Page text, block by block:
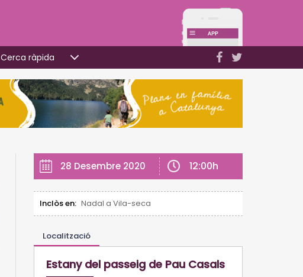
Cerca ràpida
28 Desembre 2020 12:00h
Inclòs en: Nadal a Vila-seca
Localització
Estany del passeig de Pau Casals